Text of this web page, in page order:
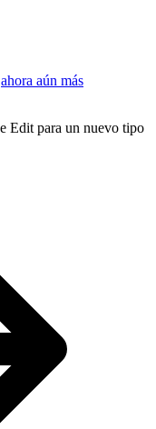
aún más
Edit para un nuevo tipo